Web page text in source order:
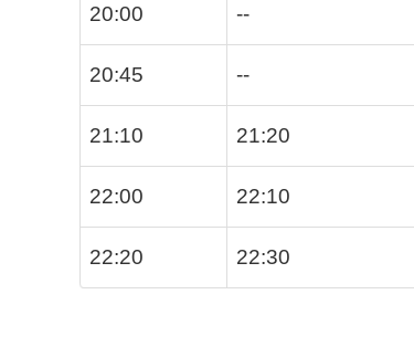
20:00 --
20:45 --
21:10 21:20
22:00 22:10
22:20 22:30